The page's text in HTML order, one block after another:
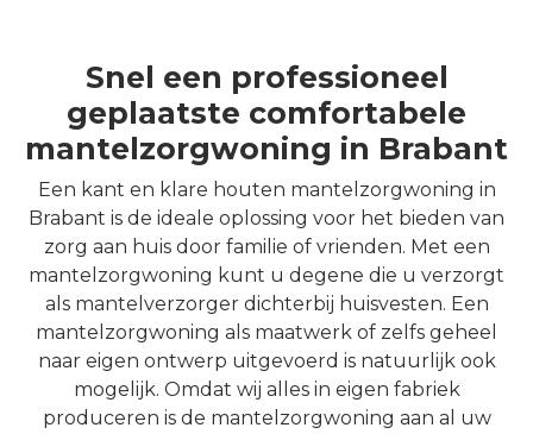
Snel een professioneel
geplaatste comfortabele
mantelzorgwoning in Brabant
Een kant en klare houten mantelzorgwoning in
Brabant is de ideale oplossing voor het bieden van
zorg aan huis door familie of vrienden. Met een
mantelzorgwoning kunt u degene die u verzorgt
als mantelverzorger dichterbij huisvesten. Een
mantelzorgwoning als maatwerk of zelfs geheel
naar eigen ontwerp uitgevoerd is natuurlijk ook
mogelijk. Omdat wij alles in eigen fabriek
produceren is de mantelzorgwoning aan al uw